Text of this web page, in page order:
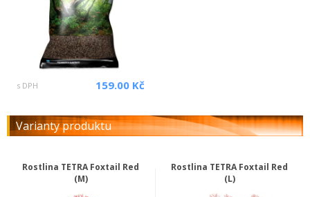
s DPH 159.00 Kč
Varianty produktu
Rostlina TETRA Foxtail Red
(M)
Rostlina TETRA Foxtail Red
(L)